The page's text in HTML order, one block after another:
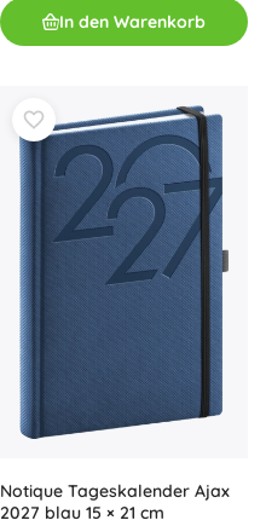
In den Warenkorb
Notique Tageskalender Ajax
2027 blau 15 × 21 cm